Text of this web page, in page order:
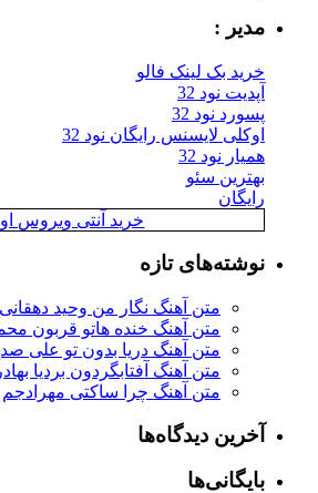
:
بک لینک فالو
نود 32
لایسنس رایگان نود 32
نود 32
سئو
خرید آنتی ویروس اورجینال
تازه
متن آهنگ نگار من وحید دهقانی
متن آهنگ خنده هاتو قربون محمدعلیزاده
متن آهنگ دریا بدون تو علی صدیقی
متن آهنگ آفتابگردون بردیا بهادر
متن آهنگ چرا ساکتی مهرادجم
دیدگاه‌ها